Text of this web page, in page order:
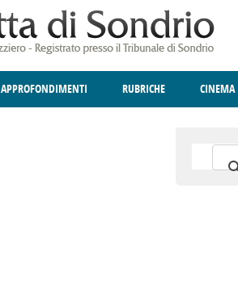
APPROFONDIMENTI RUBRICHE CINEMA